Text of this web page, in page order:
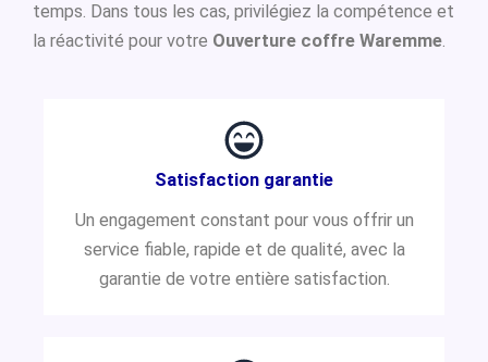
temps. Dans tous les cas, privilégiez la compétence et
la réactivité pour votre Ouverture coffre Waremme.
Satisfaction garantie
Un engagement constant pour vous offrir un
service fiable, rapide et de qualité, avec la
garantie de votre entière satisfaction.